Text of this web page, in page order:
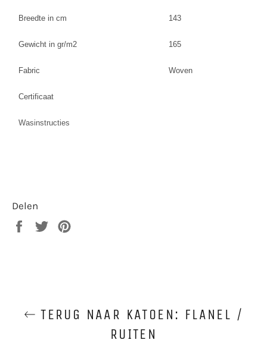
Breedte in cm 143
Gewicht in gr/m2 165
Fabric Woven
Certificaat
Wasinstructies
Delen
Delen
Twitteren
TERUG NAAR KATOEN: FLANEL /
RUITEN